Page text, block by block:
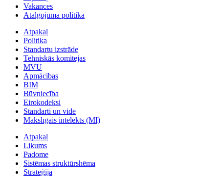
Vakances
Atalgojuma politika
Atpakaļ
Politika
Standartu izstrāde
Tehniskās komitejas
MVU
Apmācības
BIM
Būvniecība
Eirokodeksi
Standarti un vide
Mākslīgais intelekts (MI)
Atpakaļ
Likums
Padome
Sistēmas struktūrshēma
Stratēģija